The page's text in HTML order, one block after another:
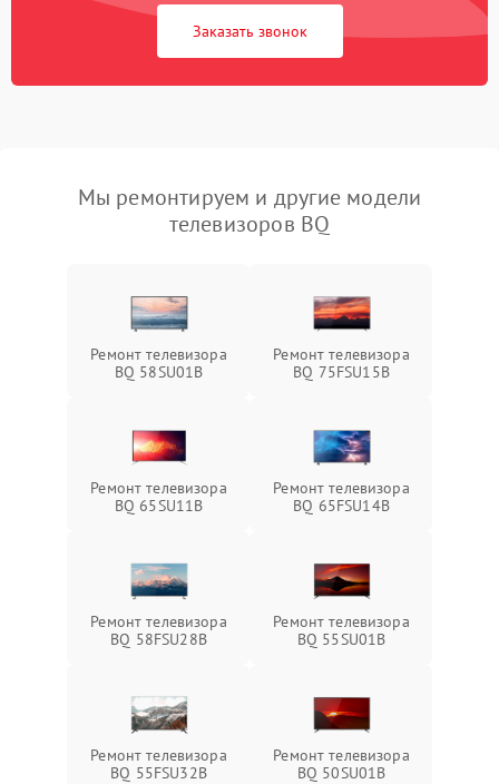
Заказать звонок
Мы ремонтируем и другие модели
телевизоров BQ
Ремонт телевизора
BQ 58SU01B
Ремонт телевизора
BQ 75FSU15B
Ремонт телевизора
BQ 65SU11B
Ремонт телевизора
BQ 65FSU14B
Ремонт телевизора
BQ 58FSU28B
Ремонт телевизора
BQ 55SU01B
Ремонт телевизора
BQ 55FSU32B
Ремонт телевизора
BQ 50SU01B